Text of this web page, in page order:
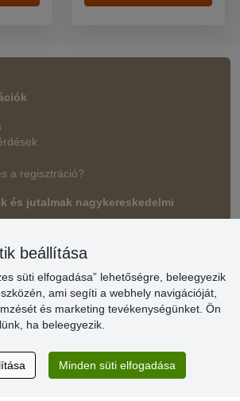
a regisztráció?
és jutalmak nagykereskedelmi
beállítása
süti elfogadása” lehetőségre, beleegyezik
ami segíti a webhely navigációját,
és marketing tevékenységünket. Ön
ha beleegyezik.
Minden süti elfogadása